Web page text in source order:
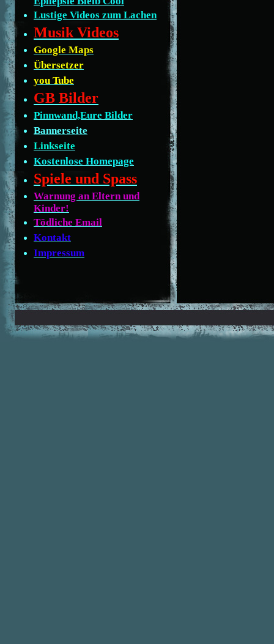
Lustige Videos zum Lachen
Musik Videos
Google Maps
Übersetzer
you Tube
GB Bilder
Pinnwand,Eure Bilder
Bannerseite
Linkseite
Kostenlose Homepage
Spiele und Spass
Warnung an Eltern und
Kinder!
Tödliche Email
Kontakt
Impressum